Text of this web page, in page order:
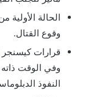
الحالة الأولية
وقوع القتال.
قرارات كيسنجر
وفي الوقت ذاته
النفوذ